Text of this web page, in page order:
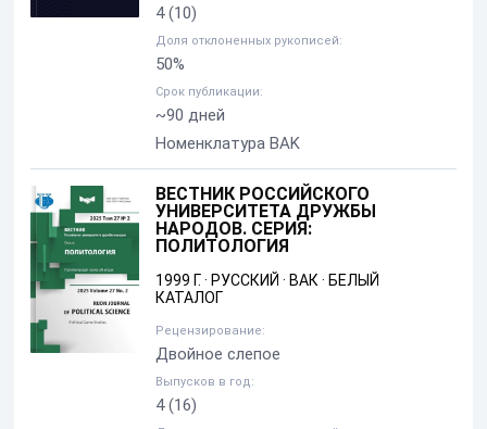
4(10)
Доля отклоненных рукописей:
50%
Срок публикации:
~90 дней
Номенклатура BAK
ВЕСТНИК РОССИЙСКОГО
УНИВЕРСИТЕТА ДРУЖБЫ
НАРОДОВ. СЕРИЯ:
ПОЛИТОЛОГИЯ
1999 Г.· РУССКИЙ · ВАК· БЕЛЫЙ
КАТАЛОГ
Рецензирование:
Двойное слепое
Выпусков в год:
4(16)